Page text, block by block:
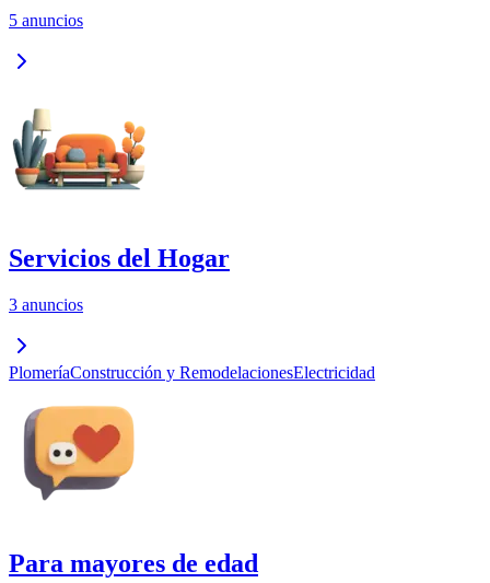
5 anuncios
Servicios del Hogar
3 anuncios
PlomeríaConstrucción y RemodelacionesElectricidad
Para mayores de edad